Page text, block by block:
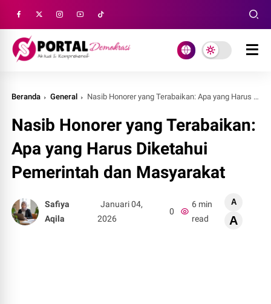
Beranda General Nasib Honorer yang Terabaikan: Apa yang Harus Diketahui Pemerintah dan Masyarakat
Nasib Honorer yang Terabaikan:
Apa yang Harus Diketahui
Pemerintah dan Masyarakat
Safiya
Aqila
Januari 04,
2026
0
6 min
read
A
A